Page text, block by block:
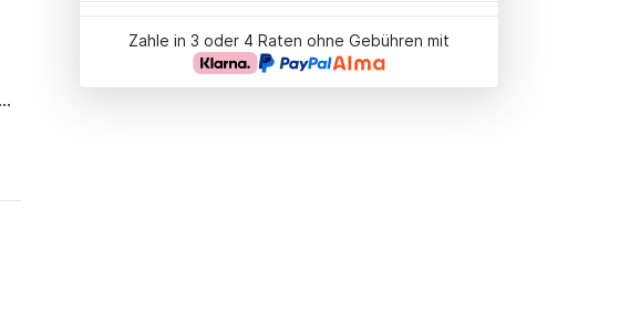
Zahle in 3 oder 4 Raten ohne Gebühren mit